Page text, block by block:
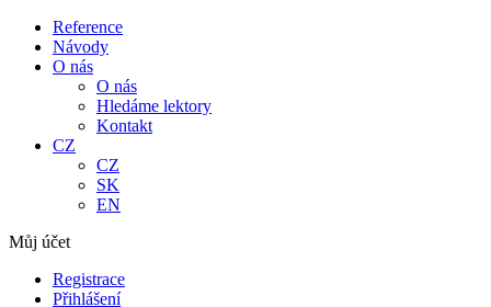
Reference
Návody
O nás
O nás
Hledáme lektory
Kontakt
CZ
CZ
SK
EN
Můj účet
Registrace
Přihlášení